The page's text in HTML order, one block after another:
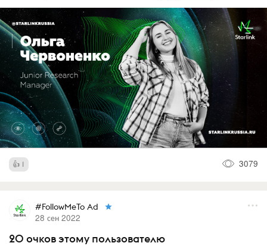
1 3079
#FollowMeTo Ad
28 сен 2022
20 очков этому пользователю